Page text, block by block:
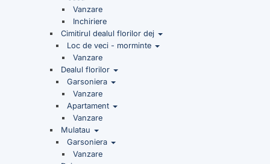
Vanzare
Inchiriere
Cimitirul dealul florilor dej
Loc de veci - morminte
Vanzare
Dealul florilor
Garsoniera
Vanzare
Apartament
Vanzare
Mulatau
Garsoniera
Vanzare